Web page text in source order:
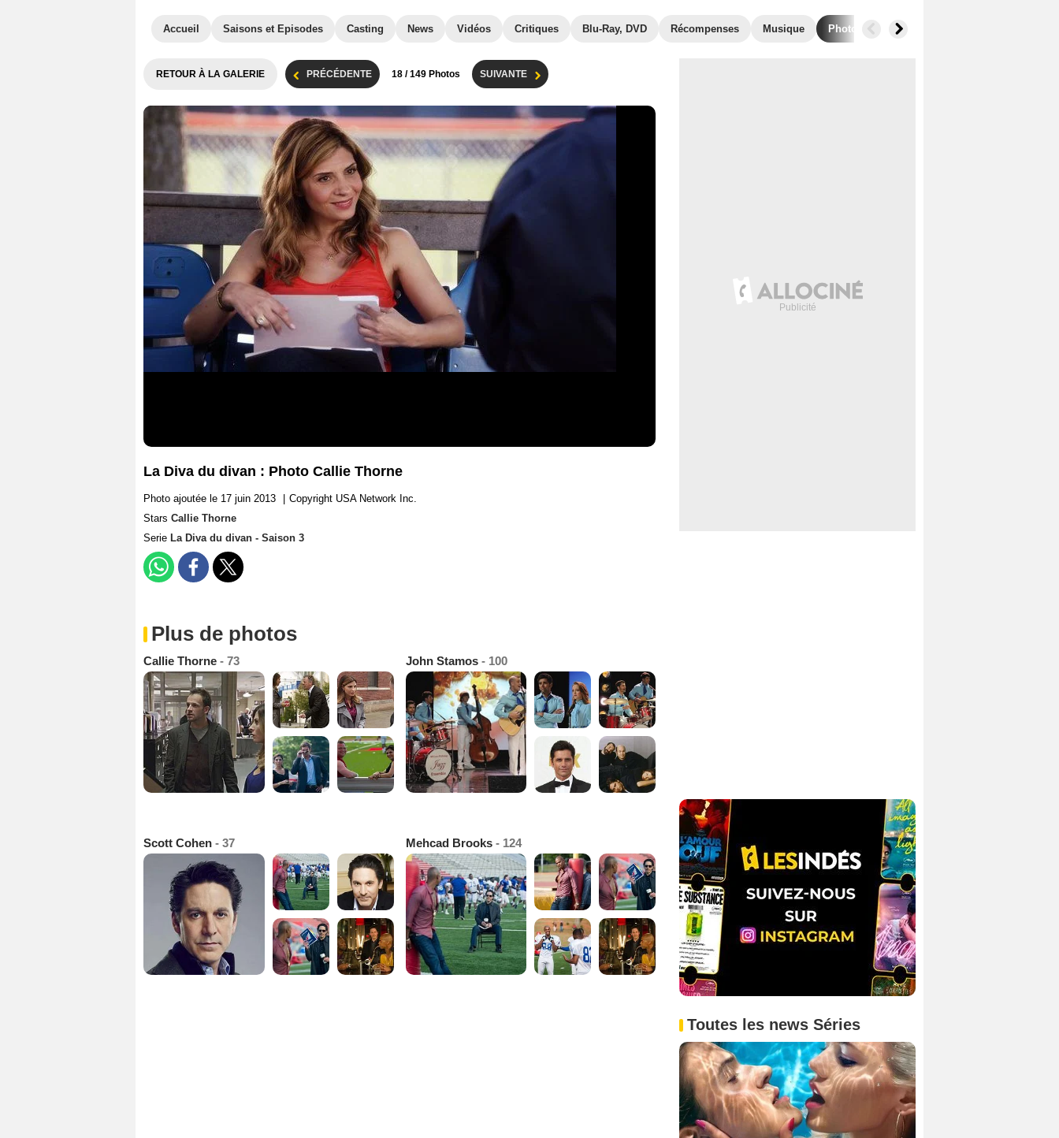
Accueil Saisons et Episodes Casting News Vidéos Critiques Blu-Ray, DVD Récompenses Musique Photos Séries similaires
RETOUR À LA GALERIE PRÉCÉDENTE 18 / 149 Photos SUIVANTE
La Diva du divan : Photo Callie Thorne
Photo ajoutée le 17 juin 2013
Copyright USA Network Inc.
Stars Callie Thorne
Serie La Diva du divan - Saison 3
Plus de photos
Callie Thorne - 73 John Stamos - 100
Scott Cohen - 37 Mehcad Brooks - 124
Toutes les news Séries